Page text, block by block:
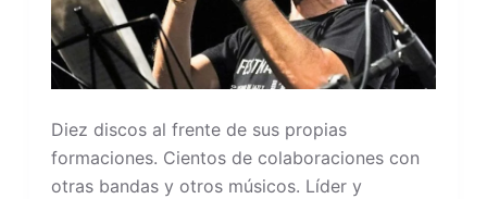
Diez discos al frente de sus propias
formaciones. Cientos de colaboraciones con
otras bandas y otros músicos. Líder y